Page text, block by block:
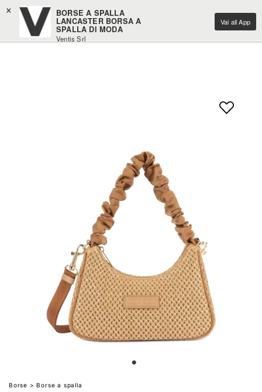
× BORSE A SPALLA
LANCASTER BORSA A
SPALLA DI MODA
Ventis Srl
Vai all App
Borse >Borse a spalla